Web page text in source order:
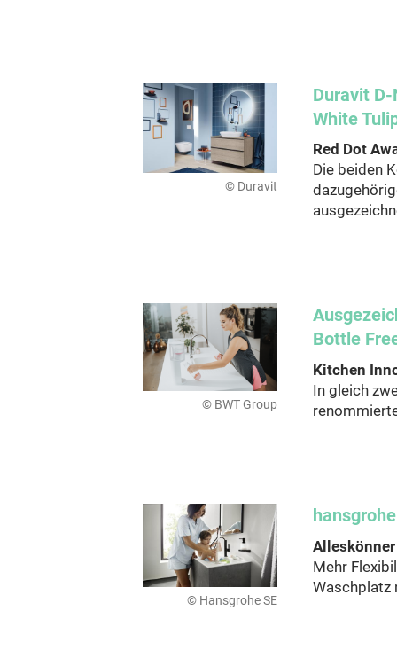
© Duravit
Duravit D-
White
Red Dot
Die beiden
© BWT Group
Bottle
Kitchen
In gleich
© Hansgrohe SE
Mehr
Waschplatz